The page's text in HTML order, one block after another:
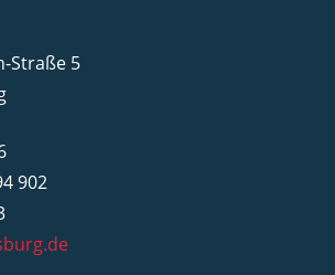
Straße 5
902